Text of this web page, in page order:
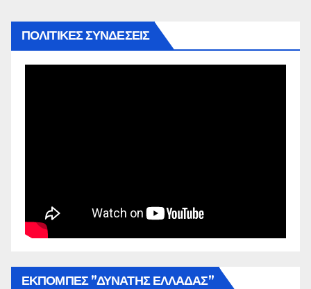
ΠΟΛΙΤΙΚΕΣ ΣΥΝΔΕΣΕΙΣ
ΕΚΠΟΜΠΕΣ ”ΔΥΝΑΤΗΣ ΕΛΛΑΔΑΣ”